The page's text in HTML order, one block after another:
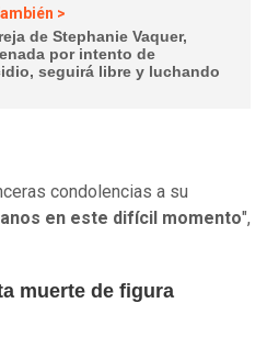
>
de Stephanie Vaquer,
por intento de
seguirá libre y luchando
condolencias a su
en este difícil momento",
muerte de figura